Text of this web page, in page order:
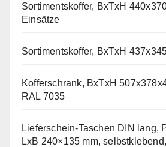
Sortimentskoffer, BxTxH
Einsätze
Sortimentskoffer, BxTxH
Kofferschrank, BxTxH
RAL 7035
Lieferschein-Taschen DIN lang,
LxB 240×135 mm,